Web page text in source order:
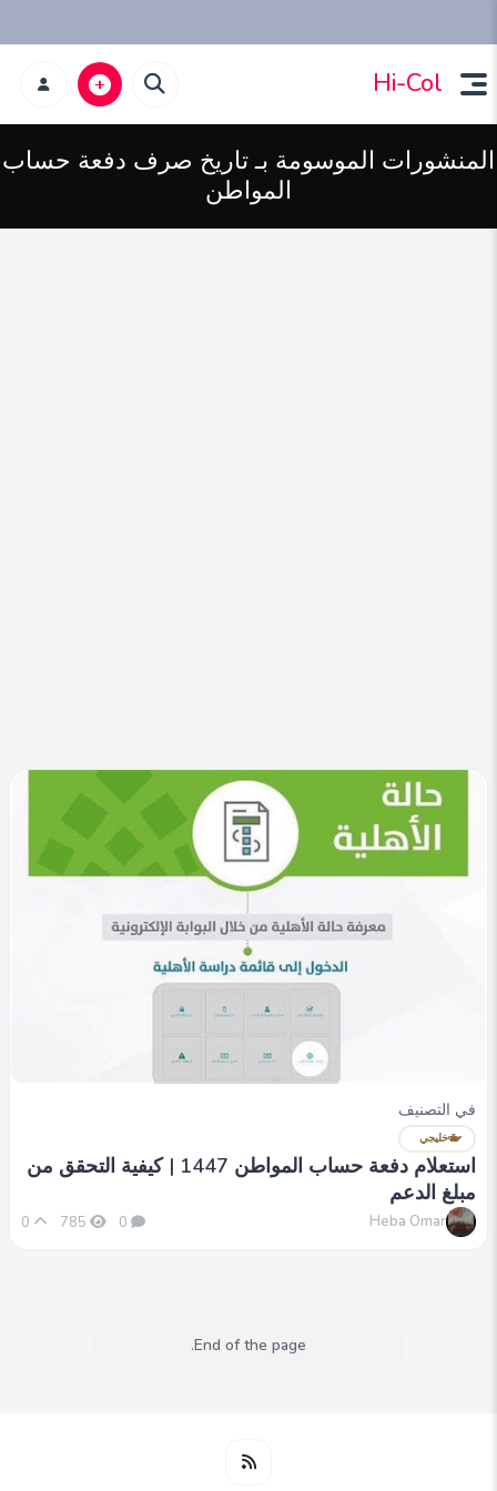
Hi-Col
المنشورات الموسومة بـ تاريخ صرف دفعة حساب
المواطن
في التصنيف
خليجي
استعلام دفعة حساب المواطن 1447 | كيفية التحقق من
مبلغ الدعم
Heba Omar
0
785
End of the page.